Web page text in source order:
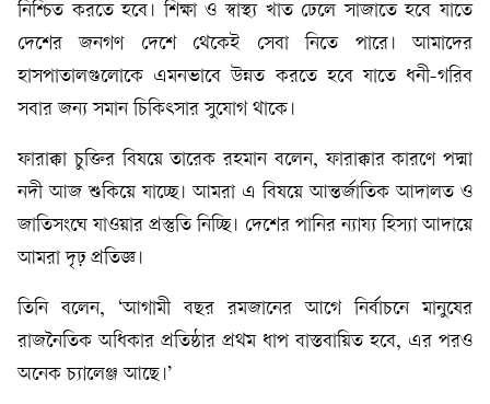
নিশ্চিত করতে হবে। শিক্ষা ও স্বাস্থ্য খাত ঢেলে সাজাতে হবে যাতে
দেশের জনগণ দেশে থেকেই সেবা নিতে পারে। আমাদের
হাসপাতালগুলোকে এমনভাবে উন্নত করতে হবে যাতে ধনী-গরিব
সবার জন্য সমান চিকিৎসার সুযোগ থাকে।
ফারাক্কা চুক্তির বিষয়ে তারেক রহমান বলেন, ফারাক্কার কারণে পদ্মা
নদী আজ শুকিয়ে যাচ্ছে। আমরা এ বিষয়ে আন্তর্জাতিক আদালত ও
জাতিসংঘে যাওয়ার প্রস্তুতি নিচ্ছি। দেশের পানির ন্যায্য হিস্যা আদায়ে
আমরা দৃঢ় প্রতিজ্ঞ।
তিনি বলেন, ‘আগামী বছর রমজানের আগে নির্বাচনে মানুষের
রাজনৈতিক অধিকার প্রতিষ্ঠার প্রথম ধাপ বাস্তবায়িত হবে, এর পরও
অনেক চ্যালেঞ্জ আছে।’